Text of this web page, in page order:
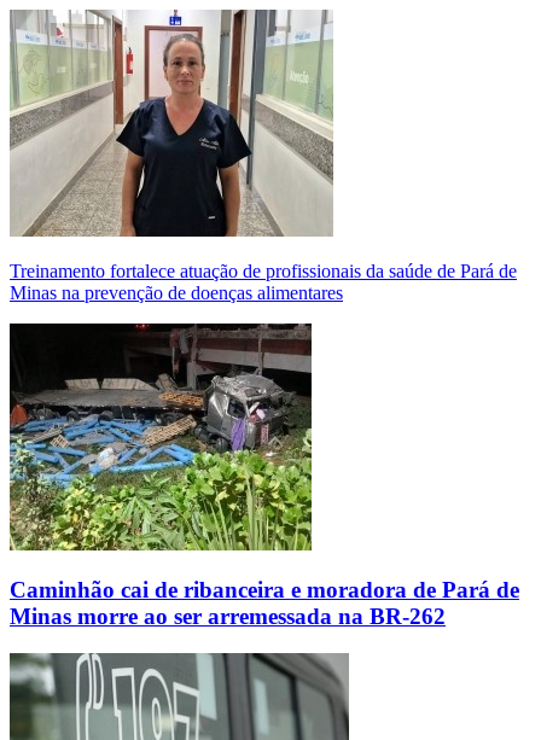
Treinamento fortalece atuação de profissionais da saúde de Pará de
Minas na prevenção de doenças alimentares
Caminhão cai de ribanceira e moradora de Pará de
Minas morre ao ser arremessada na BR-262